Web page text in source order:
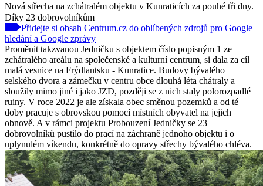
Nová střecha na zchátralém objektu v Kunraticích za pouhé tři dny.
Díky 23 dobrovolníkům
Přidejte si obsah Centrum.cz do oblíbených zdrojů pro Google
hledání a Google zprávy
Proměnit takzvanou Jedničku s objektem číslo popisným 1 ze
zchátralého areálu na společenské a kulturní centrum, si dala za cíl
malá vesnice na Frýdlantsku - Kunratice. Budovy bývalého
selského dvora a zámečku v centru obce dlouhá léta chátraly a
sloužily mimo jiné i jako JZD, později se z nich staly polorozpadlé
ruiny. V roce 2022 je ale získala obec směnou pozemků a od té
doby pracuje s obrovskou pomocí místních obyvatel na jejich
obnově. A v rámci projektu Probouzení Jedničky se 23
dobrovolníků pustilo do prací na záchraně jednoho objektu i o
uplynulém víkendu, konkrétně do opravy střechy bývalého chléva.